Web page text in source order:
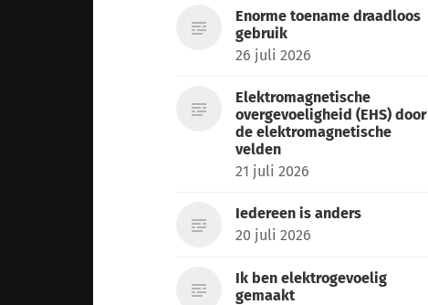
Enorme toename draadloos
gebruik
26 juli 2026
Elektromagnetische
overgevoeligheid (EHS) door
de elektromagnetische
velden
21 juli 2026
Iedereen is anders
20 juli 2026
Ik ben elektrogevoelig
gemaakt